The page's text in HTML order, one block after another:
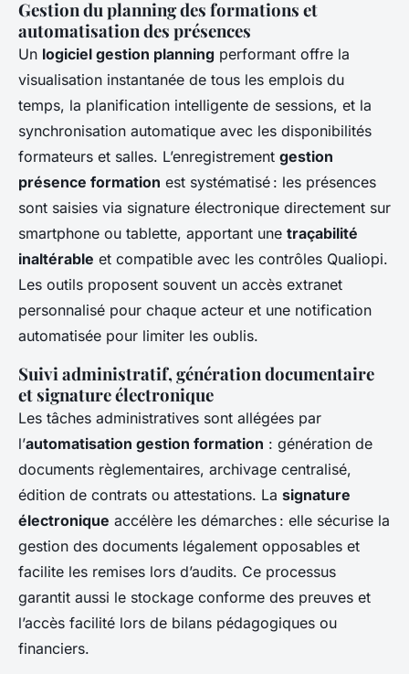
Gestion du planning des formations et
automatisation des présences
Un logiciel gestion planning performant offre la
visualisation instantanée de tous les emplois du
temps, la planification intelligente de sessions, et la
synchronisation automatique avec les disponibilités
formateurs et salles. L’enregistrement gestion
présence formation est systématisé : les présences
sont saisies via signature électronique directement sur
smartphone ou tablette, apportant une traçabilité
inaltérable et compatible avec les contrôles Qualiopi.
Les outils proposent souvent un accès extranet
personnalisé pour chaque acteur et une notification
automatisée pour limiter les oublis.
Suivi administratif, génération documentaire
et signature électronique
Les tâches administratives sont allégées par
l’automatisation gestion formation : génération de
documents règlementaires, archivage centralisé,
édition de contrats ou attestations. La signature
électronique accélère les démarches : elle sécurise la
gestion des documents légalement opposables et
facilite les remises lors d’audits. Ce processus
garantit aussi le stockage conforme des preuves et
l’accès facilité lors de bilans pédagogiques ou
financiers.